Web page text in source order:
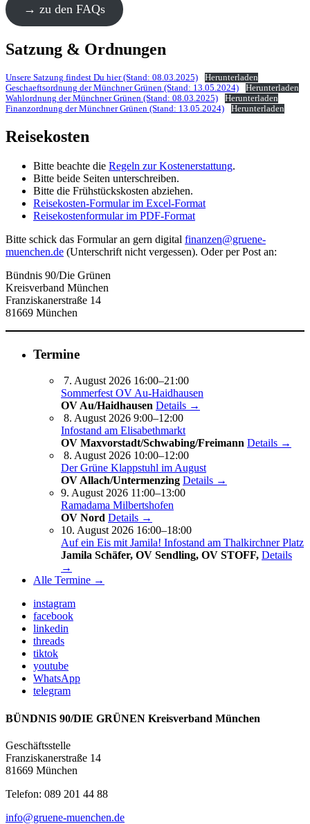
→ zu den FAQs
Satzung & Ordnungen
Unsere Satzung findest Du hier (Stand: 08.03.2025)
Herunterladen
Geschaeftsordnung der Münchner Grünen (Stand: 13.05.2024)
Herunterladen
Wahlordnung der Münchner Grünen (Stand: 08.03.2025)
Herunterladen
Finanzordnung der Münchner Grünen (Stand: 13.05.2024)
Herunterladen
Reisekosten
Bitte beachte die Regeln zur Kostenerstattung.
Bitte beide Seiten unterschreiben.
Bitte die Frühstückskosten abziehen.
Reisekosten-Formular im Excel-Format
Reisekostenformular im PDF-Format
Bitte schick das Formular an gern digital finanzen@gruene-
muenchen.de (Unterschrift nicht vergessen). Oder per Post an:
Bündnis 90/Die Grünen
Kreisverband München
Franziskanerstraße 14
81669 München
Termine
7. August 2026 16:00–21:00
Sommerfest OV Au-Haidhausen
OV Au/Haidhausen Details →
8. August 2026 9:00–12:00
Infostand am Elisabethmarkt
OV Maxvorstadt/Schwabing/Freimann Details →
8. August 2026 10:00–12:00
Der Grüne Klappstuhl im August
OV Allach/Untermenzing Details →
9. August 2026 11:00–13:00
Ramadama Milbertshofen
OV Nord Details →
10. August 2026 16:00–18:00
Auf ein Eis mit Jamila! Infostand am Thalkirchner Platz
Jamila Schäfer, OV Sendling, OV STOFF, Details
→
Alle Termine →
instagram
facebook
linkedin
threads
tiktok
youtube
WhatsApp
telegram
BÜNDNIS 90/DIE GRÜNEN Kreisverband München
Geschäftsstelle
Franziskanerstraße 14
81669 München
Telefon: 089 201 44 88
info@gruene-muenchen.de